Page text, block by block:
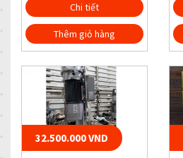
Chi tiết
Thêm giỏ hàng
32.500.000 VND